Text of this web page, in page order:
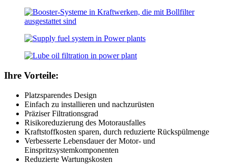
Ihre Vorteile:
Platzsparendes Design
Einfach zu installieren und nachzurüsten
Präziser Filtrationsgrad
Risikoreduzierung des Motorausfalles
Kraftstoffkosten sparen, durch reduzierte Rückspülmenge
Verbesserte Lebensdauer der Motor- und
Einspritzsystemkomponenten
Reduzierte Wartungskosten